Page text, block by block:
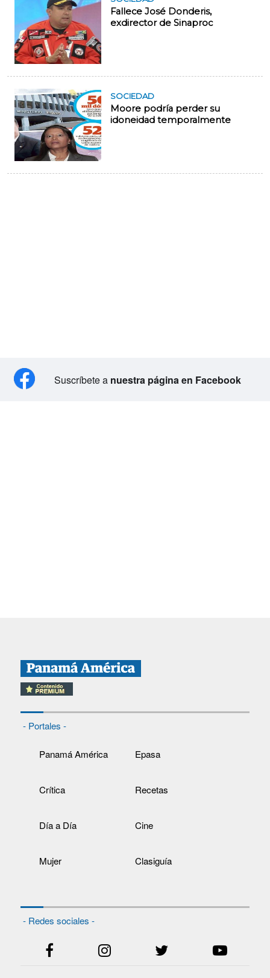
Fallece José Donderis,
exdirector de Sinaproc
SOCIEDAD
Moore podría perder su
idoneidad temporalmente
Suscríbete a nuestra página en Facebook
- Portales -
Panamá América Epasa
Crítica Recetas
Día a Día Cine
Mujer Clasiguía
- Redes sociales -